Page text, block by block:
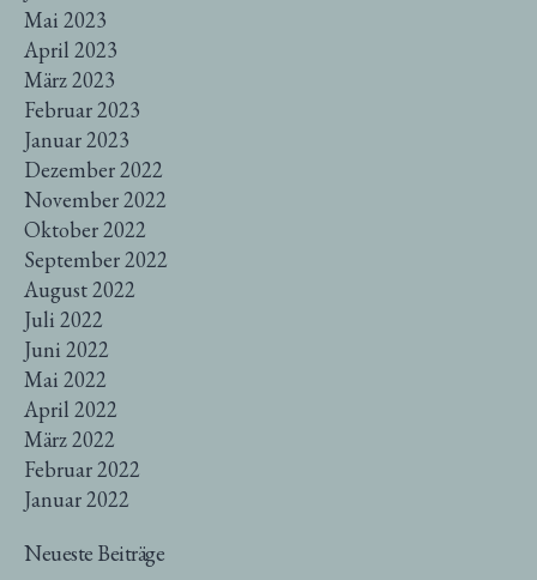
Mai 2023
April 2023
März 2023
Februar 2023
Januar 2023
Dezember 2022
November 2022
Oktober 2022
September 2022
August 2022
Juli 2022
Juni 2022
Mai 2022
April 2022
März 2022
Februar 2022
Januar 2022
Neueste Beiträge